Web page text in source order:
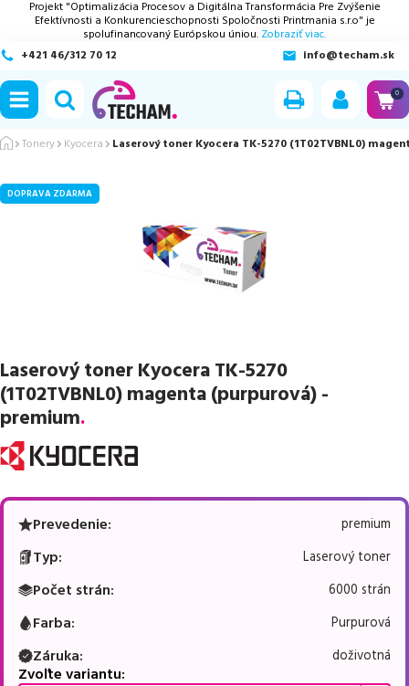
Projekt "Optimalizácia Procesov a Digitálna Transformácia Pre Zvýšenie
Efektívnosti a Konkurencieschopnosti Spoločnosti Printmania s.r.o" je
spolufinancovaný Európskou úniou. Zobraziť viac.
+421 46/312 70 12
info@techam.sk
0
Tonery Kyocera Laserový toner Kyocera TK-5270 (1T02TVBNL0)
DOPRAVA ZDARMA
Laserový toner Kyocera TK-5270
(1T02TVBNL0) magenta (purpurová) -
premium.
Prevedenie: premium
Typ: Laserový toner
Počet strán: 6000 strán
Farba: Purpurová
Záruka: doživotná
Zvoľte variantu: